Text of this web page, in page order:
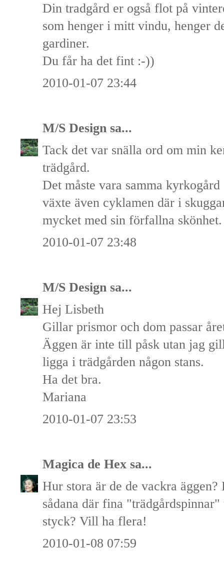
Din tradgård er også flot på
som henger i mitt vindu, henger
gardiner.
Du får ha det fint :-))
2010-01-07 23:44
M/S Design sa...
Tack det var snälla ord om min
trädgård.
Det måste vara samma
växte även cyklamen där i
mycket med sin förfallna skönhet.
2010-01-07 23:48
M/S Design sa...
Hej Lisbeth
Gillar prismor och dom passar
Äggen är inte till påsk utan jag
ligga i trädgården någon stans.
Ha det bra.
Mariana
2010-01-07 23:53
Magica de Hex sa...
Hur stora är de de vackra äggen?
sådana där fina
styck? Vill ha flera!
2010-01-08 07:59